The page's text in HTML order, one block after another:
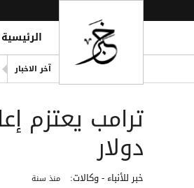
الرئيسية
آخر الاخبار
دولار
خبر للأنباء - وكالات: منذ سنة